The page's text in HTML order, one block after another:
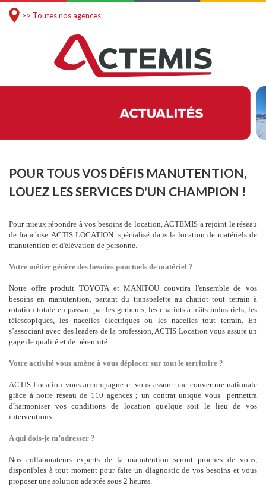
>> Toutes nos agences
POUR TOUS VOS DÉFIS MANUTENTION,
LOUEZ LES SERVICES D'UN CHAMPION !
Pour mieux répondre à vos besoins de location, ACTEMIS a rejoint le réseau
de franchise ACTIS LOCATION spécialisé dans la location de matériels de
manutention et d'élévation de personne.
Votre métier génère des besoins ponctuels de matériel ?
Notre offre produit TOYOTA et MANITOU couvrira l'ensemble de vos
besoins en manutention, partant du transpalette au chariot tout terrain à
rotation totale en passant par les gerbeurs, les chariots à mâts industriels, les
télescopiques, les nacelles électriques ou les nacelles tout terrain. En
s’associant avec des leaders de la profession, ACTIS Location vous assure un
gage de qualité et de pérennité.
Votre activité vous amène à vous déplacer sur tout le territoire ?
ACTIS Location vous accompagne et vous assure une couverture nationale
grâce à notre réseau de 110 agences ; un contrat unique vous
permettra
d'harmoniser vos conditions de location quelque soit le lieu de vos
interventions.
A qui dois-je m’adresser ?
Nos collaborateurs experts de la manutention seront proches de vous,
disponibles à tout moment pour faire un diagnostic de vos besoins et vous
proposer une solution adaptée sous 2 heures.